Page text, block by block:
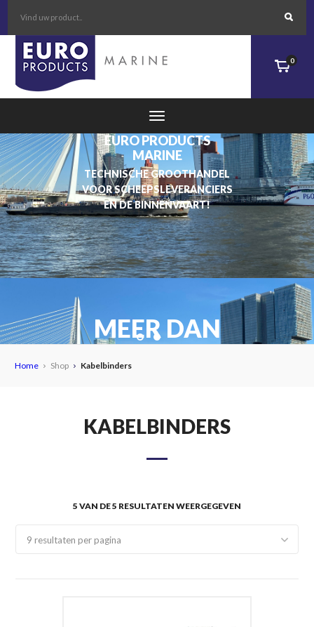
0
VOOR SCHEEPSLEVERANCIERS
EN DE BINNENVAART!
MEER DAN
6000
PRODUCTEN
ALTIJD OP VOORRAAD!
Home Shop Kabelbinders
KABELBINDERS
5 VAN DE 5 RESULTATEN WEERGEGEVEN